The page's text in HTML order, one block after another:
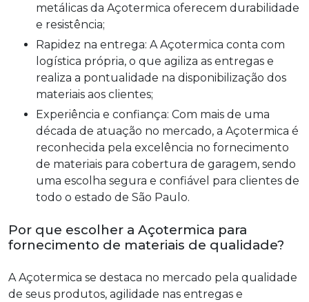
metálicas da Açotermica oferecem durabilidade
e resistência;
Rapidez na entrega: A Açotermica conta com
logística própria, o que agiliza as entregas e
realiza a pontualidade na disponibilização dos
materiais aos clientes;
Experiência e confiança: Com mais de uma
década de atuação no mercado, a Açotermica é
reconhecida pela excelência no fornecimento
de materiais para cobertura de garagem, sendo
uma escolha segura e confiável para clientes de
todo o estado de São Paulo.
Por que escolher a Açotermica para
fornecimento de materiais de qualidade?
A Açotermica se destaca no mercado pela qualidade
de seus produtos, agilidade nas entregas e